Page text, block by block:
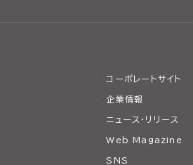
コーポレートサイト
企業情報
ニュース・リリース
Web Magazine
SNS